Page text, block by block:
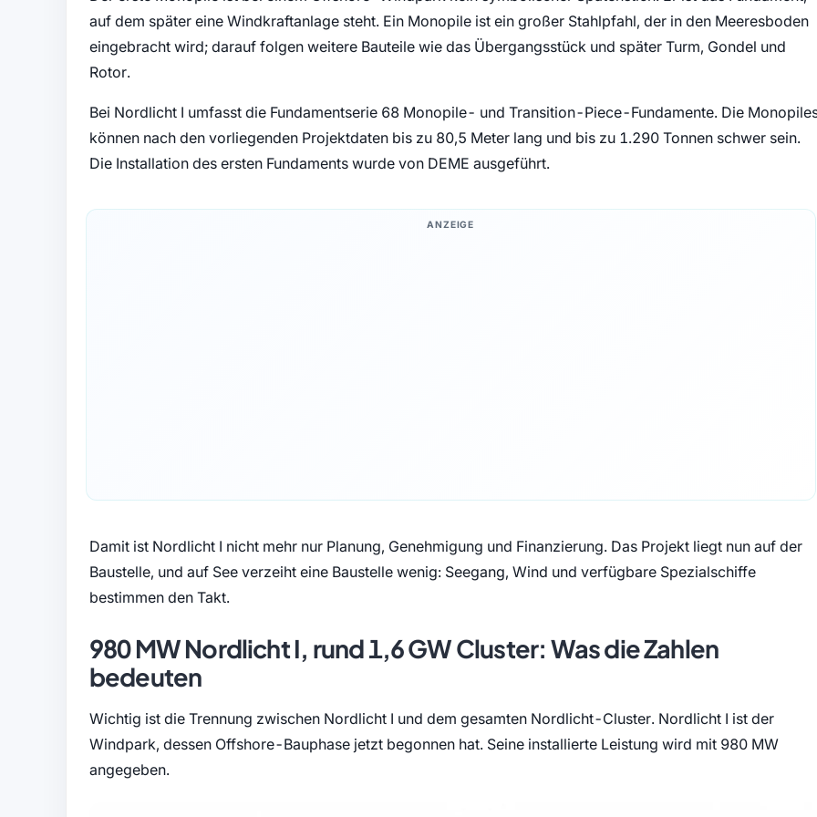
auf dem später eine Windkraftanlage steht. Ein Monopile ist ein großer Stahlpfahl, der in den Meeresboden
eingebracht wird; darauf folgen weitere Bauteile wie das Übergangsstück und später Turm, Gondel und
Rotor.
Bei Nordlicht I umfasst die Fundamentserie 68 Monopile- und Transition-Piece-Fundamente. Die
können nach den vorliegenden Projektdaten bis zu 80,5 Meter lang und bis zu 1.290 Tonnen schwer sein.
Die Installation des ersten Fundaments wurde von DEME ausgeführt.
ANZEIGE
Damit ist Nordlicht I nicht mehr nur Planung, Genehmigung und Finanzierung. Das Projekt liegt nun auf der
Baustelle, und auf See verzeiht eine Baustelle wenig: Seegang, Wind und verfügbare Spezialschiffe
bestimmen den Takt.
980 MW Nordlicht I, rund 1,6 GW Cluster: Was die Zahlen
bedeuten
Wichtig ist die Trennung zwischen Nordlicht I und dem gesamten Nordlicht-Cluster. Nordlicht I ist der
Windpark, dessen Offshore-Bauphase jetzt begonnen hat. Seine installierte Leistung wird mit 980 MW
angegeben.